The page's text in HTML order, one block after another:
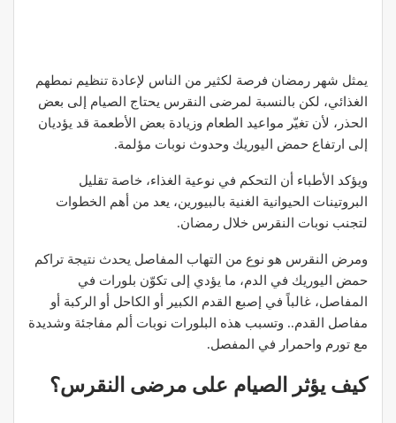
يمثل شهر رمضان فرصة لكثير من الناس لإعادة تنظيم نمطهم
الغذائي، لكن بالنسبة لمرضى النقرس يحتاج الصيام إلى بعض
الحذر، لأن تغيّر مواعيد الطعام وزيادة بعض الأطعمة قد يؤديان
إلى ارتفاع حمض اليوريك وحدوث نوبات مؤلمة.
ويؤكد الأطباء أن التحكم في نوعية الغذاء، خاصة تقليل
البروتينات الحيوانية الغنية بالبيورين، يعد من أهم الخطوات
لتجنب نوبات النقرس خلال رمضان.
ومرض النقرس هو نوع من التهاب المفاصل يحدث نتيجة تراكم
حمض اليوريك في الدم، ما يؤدي إلى تكوّن بلورات في
المفاصل، غالباً في إصبع القدم الكبير أو الكاحل أو الركبة أو
مفاصل القدم.. وتسبب هذه البلورات نوبات ألم مفاجئة وشديدة
مع تورم واحمرار في المفصل.
كيف يؤثر الصيام على مرضى النقرس؟